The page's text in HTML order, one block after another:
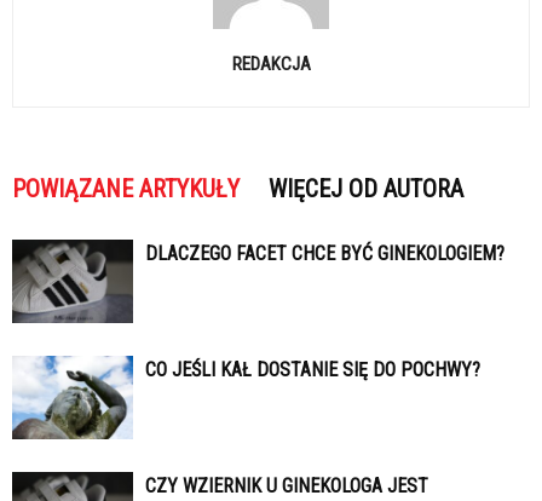
REDAKCJA
POWIĄZANE ARTYKUŁY WIĘCEJ OD AUTORA
DLACZEGO FACET CHCE BYĆ GINEKOLOGIEM?
CO JEŚLI KAŁ DOSTANIE SIĘ DO POCHWY?
CZY WZIERNIK U GINEKOLOGA JEST